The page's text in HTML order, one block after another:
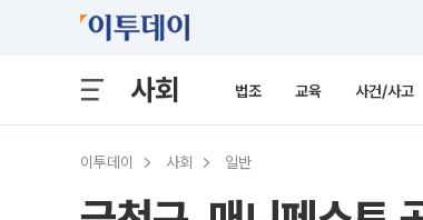
사회 법조 교육 사건/사고
이투데이 사회 일반